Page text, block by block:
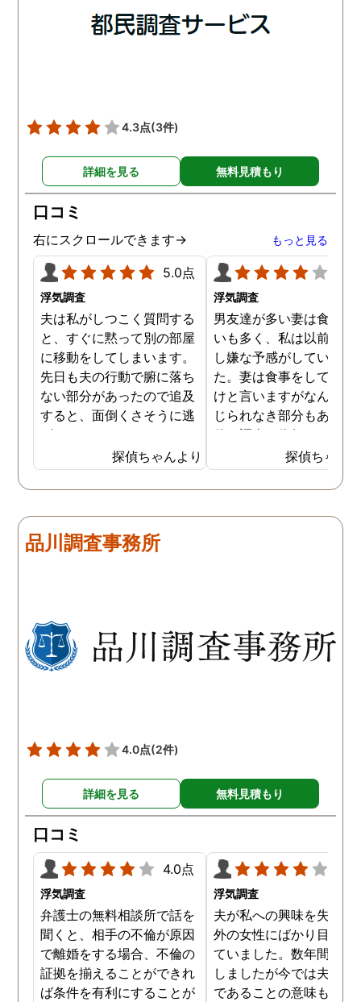
拠を手に入れることができ
れました。調査の結果、
す。探偵の説明は全て調
報告書にも書かれており
写真を確認することもで
ましたが、真実を知るこ
ができて良かったです。
4.3点(3件)
詳細を見る 無料見積もり
口コミ
右にスクロールできます→ もっと見る
5.0点
浮気調査
夫は私がしつこく質問する
と、すぐに黙って別の部屋
に移動をしてしまいます。
先日も夫の行動で腑に落ち
ない部分があったので追及
すると、面倒くさそうに逃
げてしまいました。そこで
探偵に夫の行動について調
査をしてもらうと、やはり
私の想像通り女と頻繁に会
た。さらに探偵が入手した
証拠から二人が肉体関係を
私が夫を疑うだけでは夫の
不倫の実態を知ることがで
きませんでしたので、真相
探偵ちゃんより
浮気調査
男友達が多い妻は食事の
いも多く、私は以前から
し嫌な予感がしていまし
た。妻は食事をしている
けと言いますがなんとも
じられなき部分もあり、
偵に調査を依頼しました
妻は定期的に男友達と食
に出かけているため、調
日は簡単に決めることが
果、妻が男友達と食事だ
した。想像以上に妻の浮
の状態が酷かったので、
然としてしまいました。
探偵ちゃん
品川調査事務所
4.0点(2件)
詳細を見る 無料見積もり
口コミ
4.0点
浮気調査
弁護士の無料相談所で話を
聞くと、相手の不倫が原因
で離婚をする場合、不倫の
証拠を揃えることができれ
ば条件を有利にすることが
浮気調査
夫が私への興味を失くし
外の女性にばかり目を向
ていました。数年間は我
しましたが今では夫と夫
であることの意味も感じ